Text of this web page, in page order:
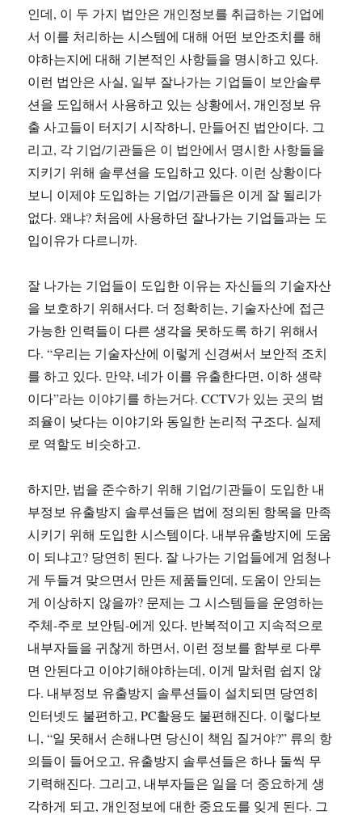
인데, 이 두 가지 법안은 개인정보를 취급하는 기업에
서 이를 처리하는 시스템에 대해 어떤 보안조치를 해
야하는지에 대해 기본적인 사항들을 명시하고 있다.
이런 법안은 사실, 일부 잘나가는 기업들이 보안솔루
션을 도입해서 사용하고 있는 상황에서, 개인정보 유
출 사고들이 터지기 시작하니, 만들어진 법안이다. 그
리고, 각 기업/기관들은 이 법안에서 명시한 사항들을
지키기 위해 솔루션을 도입하고 있다. 이런 상황이다
보니 이제야 도입하는 기업/기관들은 이게 잘 될리가
없다. 왜냐? 처음에 사용하던 잘나가는 기업들과는 도
입이유가 다르니까.
잘 나가는 기업들이 도입한 이유는 자신들의 기술자산
을 보호하기 위해서다. 더 정확히는, 기술자산에 접근
가능한 인력들이 다른 생각을 못하도록 하기 위해서
다. “우리는 기술자산에 이렇게 신경써서 보안적 조치
를 하고 있다. 만약, 네가 이를 유출한다면, 이하 생략
이다”라는 이야기를 하는거다. CCTV가 있는 곳의 범
죄율이 낮다는 이야기와 동일한 논리적 구조다. 실제
로 역할도 비슷하고.
하지만, 법을 준수하기 위해 기업/기관들이 도입한 내
부정보 유출방지 솔루션들은 법에 정의된 항목을 만족
시키기 위해 도입한 시스템이다. 내부유출방지에 도움
이 되냐고? 당연히 된다. 잘 나가는 기업들에게 엄청나
게 두들겨 맞으면서 만든 제품들인데, 도움이 안되는
게 이상하지 않을까? 문제는 그 시스템들을 운영하는
주체-주로 보안팀-에게 있다. 반복적이고 지속적으로
내부자들을 귀찮게 하면서, 이런 정보를 함부로 다루
면 안된다고 이야기해야하는데, 이게 말처럼 쉽지 않
다. 내부정보 유출방지 솔루션들이 설치되면 당연히
인터넷도 불편하고, PC활용도 불편해진다. 이렇다보
니, “일 못해서 손해나면 당신이 책임 질거야?” 류의 항
의들이 들어오고, 유출방지 솔루션들은 하나 둘씩 무
기력해진다. 그리고, 내부자들은 일을 더 중요하게 생
각하게 되고, 개인정보에 대한 중요도를 잊게 된다. 그